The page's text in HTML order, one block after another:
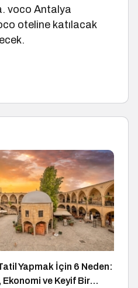
voco Antalya
oteline katılacak
Yapmak İçin 6 Neden:
ve Keyif Bir